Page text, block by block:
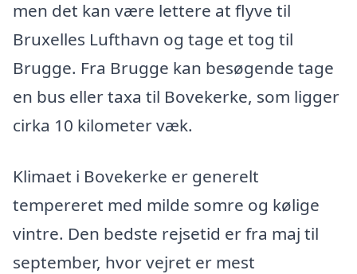
men det kan være lettere at flyve til
Bruxelles Lufthavn og tage et tog til
Brugge. Fra Brugge kan besøgende tage
en bus eller taxa til Bovekerke, som ligger
cirka 10 kilometer væk.
Klimaet i Bovekerke er generelt
tempereret med milde somre og kølige
vintre. Den bedste rejsetid er fra maj til
september, hvor vejret er mest